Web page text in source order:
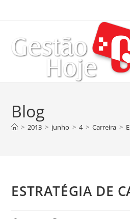
Blog
> 2013 > junho > 4 > Carreira >
ESTRATÉGIA DE